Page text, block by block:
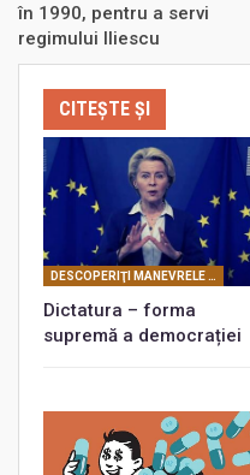
în 1990, pentru a servi
regimului Iliescu
CITEȘTE ȘI
DESCOPERIŢI MANEVRELE FRANCMASONERIEI
Dictatura – forma
supremă a democrației